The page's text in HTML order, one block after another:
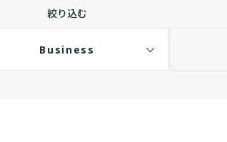
絞り込む
Business